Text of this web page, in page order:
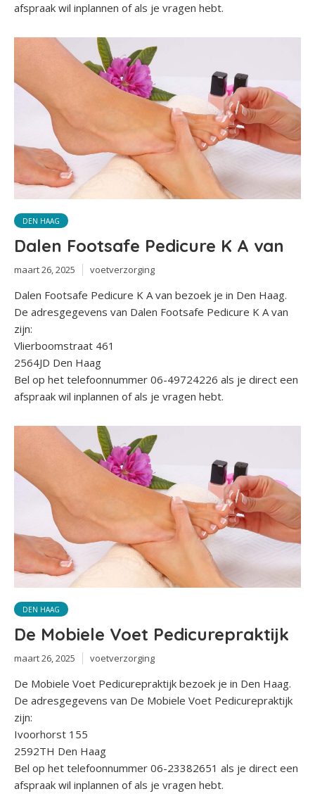
afspraak wil inplannen of als je vragen hebt.
DEN HAAG
Dalen Footsafe Pedicure K A van
maart 26, 2025 voetverzorging
Dalen Footsafe Pedicure K A van bezoek je in Den Haag.
De adresgegevens van Dalen Footsafe Pedicure K A van
zijn:
Vlierboomstraat 461
2564JD Den Haag
Bel op het telefoonnummer 06-49724226 als je direct een
afspraak wil inplannen of als je vragen hebt.
DEN HAAG
De Mobiele Voet Pedicurepraktijk
maart 26, 2025 voetverzorging
De Mobiele Voet Pedicurepraktijk bezoek je in Den Haag.
De adresgegevens van De Mobiele Voet Pedicurepraktijk
zijn:
Ivoorhorst 155
2592TH Den Haag
Bel op het telefoonnummer 06-23382651 als je direct een
afspraak wil inplannen of als je vragen hebt.